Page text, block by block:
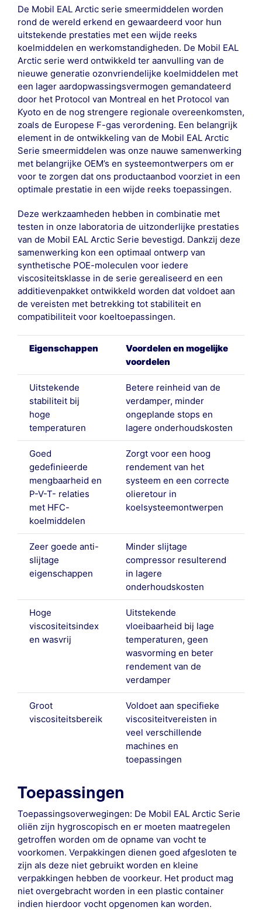
De Mobil EAL Arctic serie smeermiddelen worden
rond de wereld erkend en gewaardeerd voor hun
uitstekende prestaties met een wijde reeks
koelmiddelen en werkomstandigheden. De Mobil EAL
Arctic serie werd ontwikkeld ter aanvulling van de
nieuwe generatie ozonvriendelijke koelmiddelen met
een lager aardopwassingsvermogen gemandateerd
door het Protocol van Montreal en het Protocol van
Kyoto en de nog strengere regionale overeenkomsten,
zoals de Europese F-gas verordening. Een belangrijk
element in de ontwikkeling van de Mobil EAL Arctic
Serie smeermiddelen was onze nauwe samenwerking
met belangrijke OEM’s en systeemontwerpers om er
voor te zorgen dat ons productaanbod voorziet in een
optimale prestatie in een wijde reeks toepassingen.
Deze werkzaamheden hebben in combinatie met
testen in onze laboratoria de uitzonderlijke prestaties
van de Mobil EAL Arctic Serie bevestigd. Dankzij deze
samenwerking kon een optimaal ontwerp van
synthetische POE-moleculen voor iedere
viscositeitsklasse in de serie gerealiseerd en een
additievenpakket ontwikkeld worden dat voldoet aan
de vereisten met betrekking tot stabiliteit en
compatibiliteit voor koeltoepassingen.
Eigenschappen
Voordelen en mogelijke
voordelen
Uitstekende
stabiliteit bij
hoge
temperaturen
Betere reinheid van de
verdamper, minder
ongeplande stops en
lagere onderhoudskosten
Goed
gedefinieerde
mengbaarheid en
P-V-T- relaties
met HFC-
koelmiddelen
Zorgt voor een hoog
rendement van het
systeem en een correcte
olieretour in
koelsysteemontwerpen
Zeer goede anti-
slijtage
eigenschappen
Minder slijtage
compressor resulterend
in lagere
onderhoudskosten
Hoge
viscositeitsindex
en wasvrij
Uitstekende
vloeibaarheid bij lage
temperaturen, geen
wasvorming en beter
rendement van de
verdamper
Groot
viscositeitsbereik
Voldoet aan specifieke
viscositeitvereisten in
veel verschillende
machines en
toepassingen
Toepassingen
Toepassingsoverwegingen: De Mobil EAL Arctic Serie
oliën zijn hygroscopisch en er moeten maatregelen
getroffen worden om de opname van vocht te
voorkomen. Verpakkingen dienen goed afgesloten te
zijn als deze niet gebruikt worden en kleine
verpakkingen hebben de voorkeur. Het product mag
niet overgebracht worden in een plastic container
indien hierdoor vocht opgenomen kan worden.